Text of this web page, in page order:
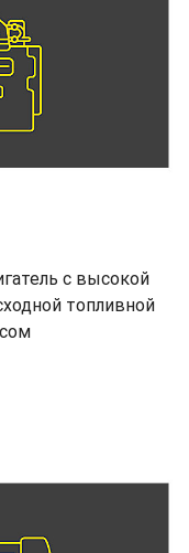
с высокой
топливной